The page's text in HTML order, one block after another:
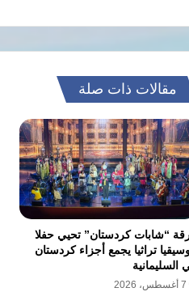
مقالات ذات صلة
“شابات كردستان” تحيي حفلا
تراثيا يجمع أجزاء كردستان
السليمانية
7 أغسطس، 2026